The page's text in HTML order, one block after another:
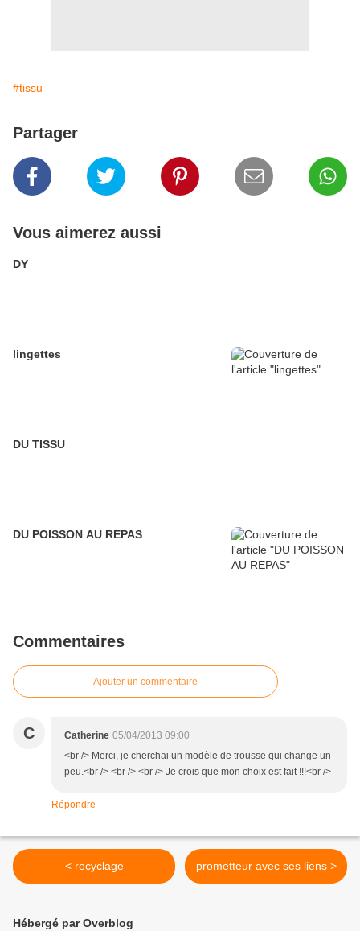
#tissu
Partager
Vous aimerez aussi
DY
lingettes
DU TISSU
DU POISSON AU REPAS
Commentaires
Ajouter un commentaire
C Catherine 05/04/2013 09:00
<br /> Merci, je cherchai un modèle de trousse qui change un
peu.<br /> <br /> <br /> Je crois que mon choix est fait !!!<br />
Répondre
< recyclage prometteur avec ses liens >
Hébergé par Overblog